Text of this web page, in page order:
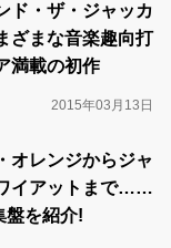
ド・ザ・ジャッカ
ざまな音楽趣向打
満載の初作
2015年03月13日
オレンジからジャ
イアットまで……
盤を紹介!